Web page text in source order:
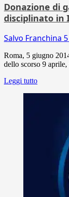
Donazione di
disciplinato in
Salvo Franchina
Roma, 5 giugno
dello scorso 9
Leggi tutto